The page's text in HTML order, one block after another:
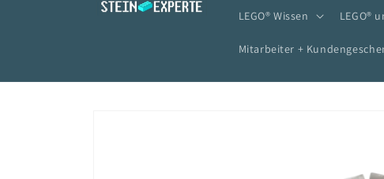
LEGO® Wissen LEGO®
Mitarbeiter +